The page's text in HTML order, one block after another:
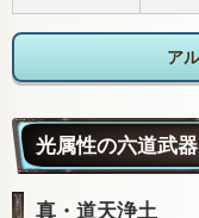
ア
光属性の六道武器
真・道天浄土